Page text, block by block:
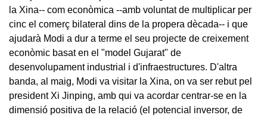
la Xina-- com econòmica --amb voluntat de multiplicar per
cinc el comerç bilateral dins de la propera dècada-- i que
ajudarà Modi a dur a terme el seu projecte de creixement
econòmic basat en el "model Gujarat" de
desenvolupament industrial i d'infraestructures. D'altra
banda, al maig, Modi va visitar la Xina, on va ser rebut pel
president Xi Jinping, amb qui va acordar centrar-se en la
dimensió positiva de la relació (el potencial inversor, de